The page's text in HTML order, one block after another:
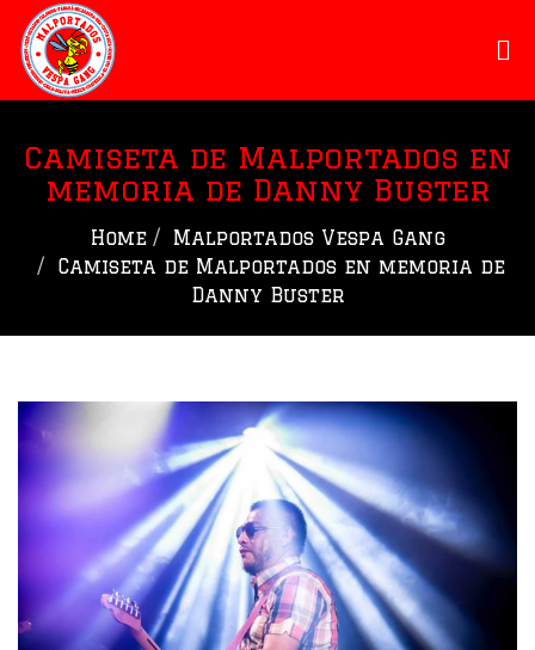
Camiseta de Malportados en
memoria de Danny Buster
Home
Malportados Vespa Gang
Camiseta de Malportados en memoria de
Danny Buster